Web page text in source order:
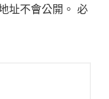
址不會公開。 必